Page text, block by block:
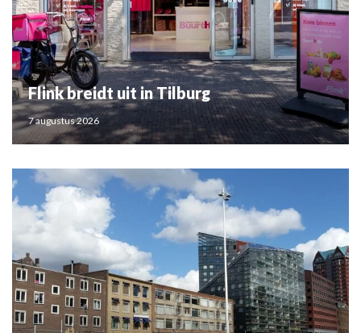
Flink breidt uit in Tilburg
7 augustus 2026